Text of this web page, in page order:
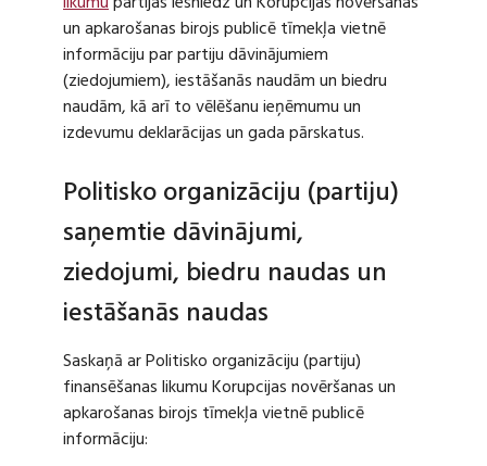
un apkarošanas birojs publicē tīmekļa vietnē
informāciju par partiju dāvinājumiem
(ziedojumiem), iestāšanās naudām un biedru
naudām, kā arī to vēlēšanu ieņēmumu un
izdevumu deklarācijas un gada pārskatus.
Politisko organizāciju (partiju)
saņemtie dāvinājumi,
ziedojumi, biedru naudas un
iestāšanās naudas
Saskaņā ar Politisko organizāciju (partiju)
finansēšanas likumu Korupcijas novēršanas un
apkarošanas birojs tīmekļa vietnē publicē
informāciju: